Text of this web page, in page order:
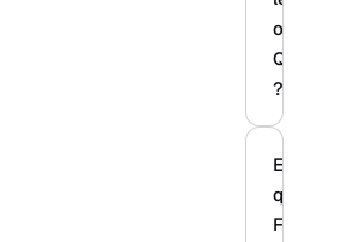
ou
Qualiopi
?
Est-ce
que